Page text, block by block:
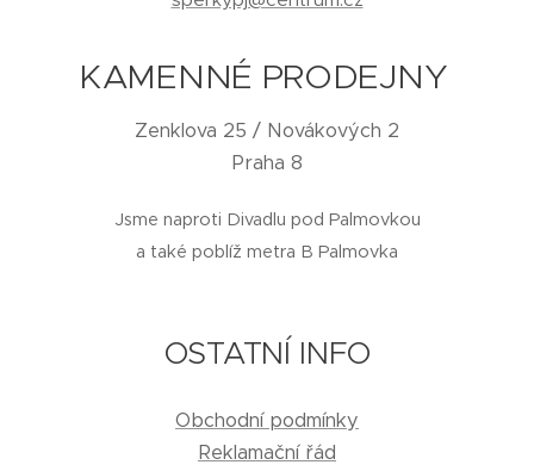
KAMENNÉ PRODEJNY
Zenklova 25 / Novákových 2
Praha 8
Jsme naproti Divadlu pod Palmovkou
a také poblíž metra B Palmovka
OSTATNÍ INFO
Obchodní podmínky
Reklamační řád